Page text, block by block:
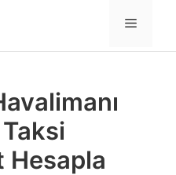
MENÜ
Hesapla